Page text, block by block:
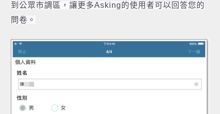
到公眾市調區，讓更多Asking的使用者可以回答您的
問卷。